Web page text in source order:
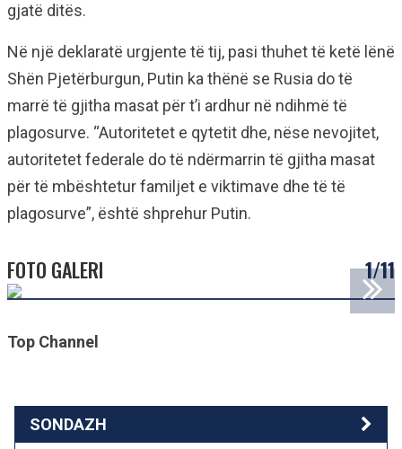
gjatë ditës.
Në një deklaratë urgjente të tij, pasi thuhet të ketë lënë
Shën Pjetërburgun, Putin ka thënë se Rusia do të
marrë të gjitha masat për t’i ardhur në ndihmë të
plagosurve. “Autoritetet e qytetit dhe, nëse nevojitet,
autoritetet federale do të ndërmarrin të gjitha masat
për të mbështetur familjet e viktimave dhe të të
plagosurve”, është shprehur Putin.
FOTO GALERI 1/11
Top Channel
SONDAZH